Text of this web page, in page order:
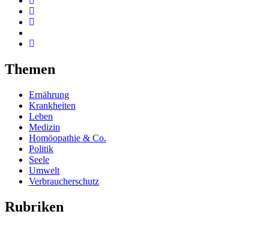
Themen
Ernährung
Krankheiten
Leben
Medizin
Homöopathie & Co.
Politik
Seele
Umwelt
Verbraucherschutz
Rubriken